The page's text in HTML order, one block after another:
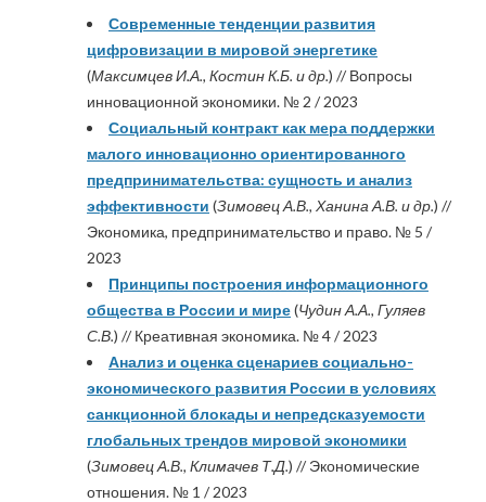
Современные тенденции развития
цифровизации в мировой энергетике
(Максимцев И.А., Костин К.Б. и др.) // Вопросы
инновационной экономики. № 2 / 2023
Социальный контракт как мера поддержки
малого инновационно ориентированного
предпринимательства: сущность и анализ
эффективности (Зимовец А.В., Ханина А.В. и др.) //
Экономика, предпринимательство и право. № 5 /
2023
Принципы построения информационного
общества в России и мире(Чудин А.А., Гуляев
С.В.) // Креативная экономика. № 4 / 2023
Анализ и оценка сценариев социально-
экономического развития России в условиях
санкционной блокады и непредсказуемости
глобальных трендов мировой экономики
(Зимовец А.В., Климачев Т.Д.) // Экономические
отношения. № 1 / 2023